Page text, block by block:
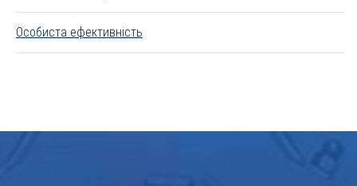
Особиста ефективність